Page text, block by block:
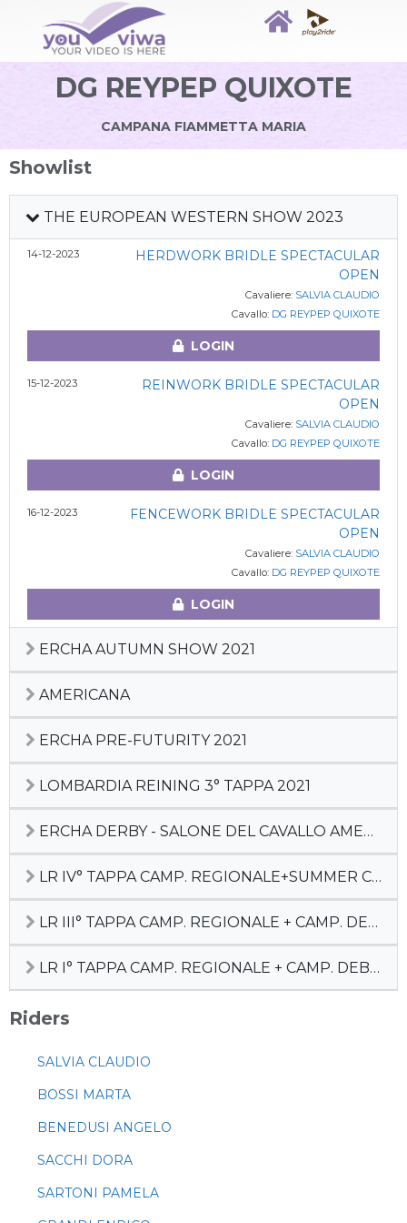
DG REYPEP QUIXOTE
CAMPANA FIAMMETTA MARIA
Showlist
THE EUROPEAN WESTERN SHOW 2023
14-12-2023
HERDWORK BRIDLE SPECTACULAR
OPEN
Cavaliere: SALVIA CLAUDIO
Cavallo: DG REYPEP QUIXOTE
LOGIN
15-12-2023
REINWORK BRIDLE SPECTACULAR
OPEN
Cavaliere: SALVIA CLAUDIO
Cavallo: DG REYPEP QUIXOTE
LOGIN
16-12-2023
FENCEWORK BRIDLE SPECTACULAR
OPEN
Cavaliere: SALVIA CLAUDIO
Cavallo: DG REYPEP QUIXOTE
LOGIN
ERCHA AUTUMN SHOW 2021
AMERICANA
ERCHA PRE-FUTURITY 2021
LOMBARDIA REINING 3° TAPPA 2021
ERCHA DERBY - SALONE DEL CAVALLO AMERICANO
LR IV° TAPPA CAMP. REGIONALE+SUMMER CACTUS
LR III° TAPPA CAMP. REGIONALE + CAMP. DEBUTTANTI
LR I° TAPPA CAMP. REGIONALE + CAMP. DEBUTTANTI
Riders
SALVIA CLAUDIO
BOSSI MARTA
BENEDUSI ANGELO
SACCHI DORA
SARTONI PAMELA